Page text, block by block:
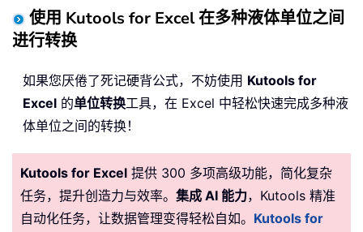
使用 Kutools for Excel 在多种液体单位之间
进行转换
如果您厌倦了死记硬背公式，不妨使用 Kutools for
Excel 的单位转换工具，在 Excel 中轻松快速完成多种液
体单位之间的转换！
Kutools for Excel 提供 300 多项高级功能，简化复杂
任务，提升创造力与效率。 集成 AI 能力，Kutools 精准
自动化任务，让数据管理变得轻松自如。 Kutools for